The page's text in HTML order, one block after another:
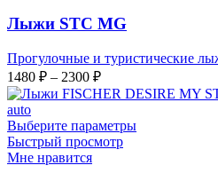
Лыжи STC MG
Прогулочные и туристические
1480 ₽ – 2300 ₽Диапазон
цен:
–
2300 ₽
Выберите параметры
Быстрый просмотр
Мне нравится